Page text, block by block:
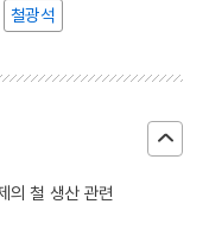
철광석
의 철 생산 관련